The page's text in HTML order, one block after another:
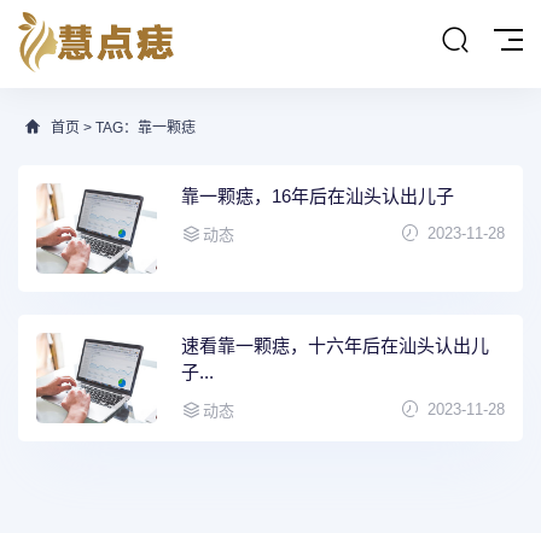
首页 > TAG：靠一颗痣
靠一颗痣，16年后在汕头认出儿子
动态 2023-11-28
速看靠一颗痣，十六年后在汕头认出儿
子...
动态 2023-11-28